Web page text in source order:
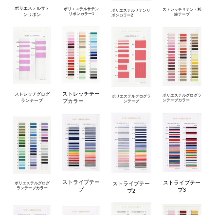
ポリエステルサテ
ンリボン
ポリエステルサテン
リボンカラー1
ポリエステルサテンリ
ボンカラー2
ストレッチサテン・杉
綾テープ
ストレッチグログ
ランテープ
ストレッチテー
プカラー
ポリエステルグログラ
ンテープ
ポリエステルグログラ
ンテープカラー
ポリエステルグログ
ランテープカラー
ストライプテー
プ
ストライプテー
プ2
ストライプテー
プ3